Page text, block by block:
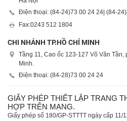
Điện thoại: (84-24)73 00 24 24 | (84-24)
Fax:0243 512 1804
CHI NHÁNH TP.HỒ CHÍ MINH
Tầng 11, Cao ốc 123-127 Võ Văn
Minh.
Điện thoại: (84-28)73 00 24 24
GIẤY PHÉP THIẾT LẬP TRANG
HỢP TRÊN MẠNG.
Giấy phép số 180/GP-STTTT ngày cấp 11/